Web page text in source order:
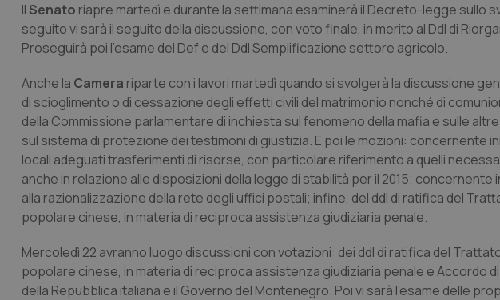
Il Senato riapre martedì e durante la settimana esaminerà il Decreto-legge sullo
seguito vi sarà il seguito della discussione, con voto finale, in merito al Ddl di
Proseguirà poi l’esame del Def e del Ddl Semplificazione settore agricolo.
Anche la Camera riparte con i lavori martedì quando si svolgerà la discussione
di scioglimento o di cessazione degli effetti civili del matrimonio nonché di
della Commissione parlamentare di inchiesta sul fenomeno della mafia e sulle
sul sistema di protezione dei testimoni di giustizia. E poi le mozioni: concernente
locali adeguati trasferimenti di risorse, con particolare riferimento a quelli
anche in relazione alle disposizioni della legge di stabilità per il 2015; concernente
alla razionalizzazione della rete degli uffici postali; infine, del ddl di ratifica del
popolare cinese, in materia di reciproca assistenza giudiziaria penale.
Mercoledì 22 avranno luogo discussioni con votazioni: dei ddl di ratifica del
popolare cinese, in materia di reciproca assistenza giudiziaria penale e Accordo
della Repubblica italiana e il Governo del Montenegro. Poi vi sarà l’esame delle